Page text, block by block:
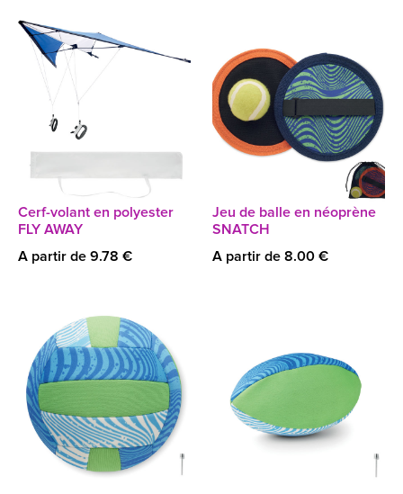
Cerf-volant en polyester
FLY AWAY
A partir de 9.78 €
Jeu de balle en néoprène
SNATCH
A partir de 8.00 €